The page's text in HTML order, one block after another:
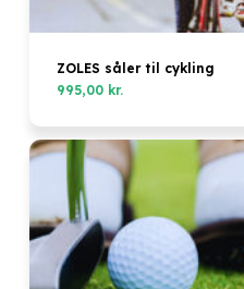
ZOLES såler til cykling
995,00 kr.